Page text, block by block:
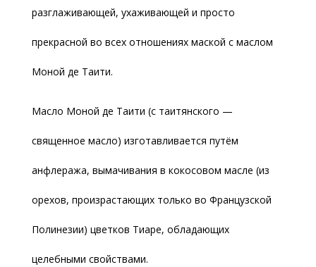
разглаживающей, ухаживающей и просто
прекрасной во всех отношениях маской с маслом
Моной де Таити.
Масло Моной де Таити (с таитянского —
священное масло) изготавливается путём
анфлеража, вымачивания в кокосовом масле (из
орехов, произрастающих только во Французской
Полинезии) цветков Тиаре, обладающих
целебными свойствами.